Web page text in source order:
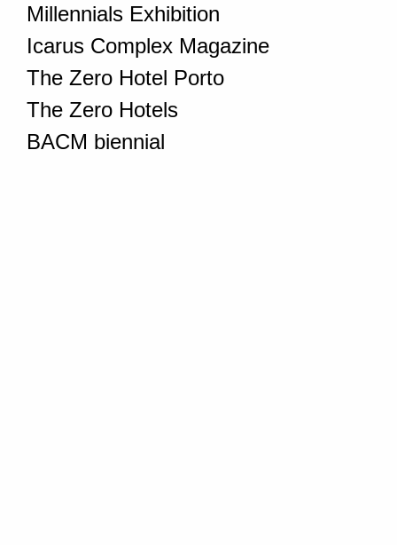
Millennials Exhibition
Icarus Complex Magazine
The Zero Hotel Porto
The Zero Hotels
BACM biennial